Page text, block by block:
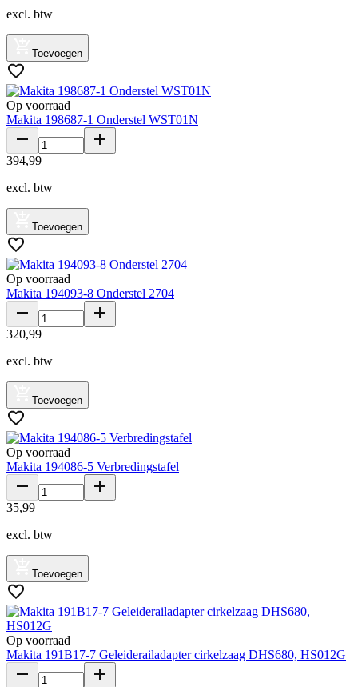
excl. btw
Toevoegen
Op voorraad
Makita 198687-1 Onderstel WST01N
394,99
excl. btw
Toevoegen
Op voorraad
Makita 194093-8 Onderstel 2704
320,99
excl. btw
Toevoegen
Op voorraad
Makita 194086-5 Verbredingstafel
35,99
excl. btw
Toevoegen
Op voorraad
Makita 191B17-7 Geleiderailadapter cirkelzaag DHS680, HS012G